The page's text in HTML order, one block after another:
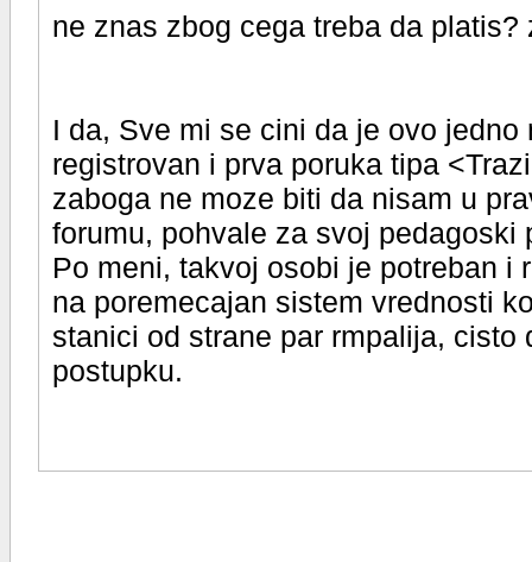
ne znas zbog cega treba da platis?
I da, Sve mi se cini da je ovo
registrovan i prva poruka tipa
zaboga ne moze biti da nisam u
forumu, pohvale za svoj pedagoski
Po meni, takvoj osobi je potreban i
na poremecajan sistem vrednosti
stanici od strane par rmpalija,
postupku.